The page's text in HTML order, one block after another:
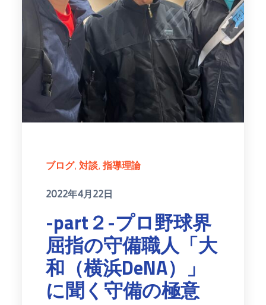
ブログ 対談 指導理論
Posted
2022年4月22日
-part２-プロ野球界
屈指の守備職人「大
和（横浜DeNA）」
に聞く守備の極意